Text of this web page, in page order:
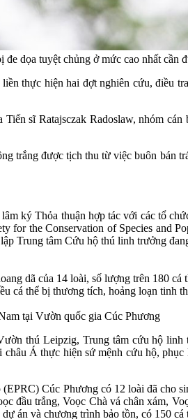
dọa tuyệt chủng ở mức cao nhất
thực hiện hai đợt nghiên cứu, điều
sĩ Ratajsczak Radoslaw, nhóm
trắng được tịch thu từ việc buôn bán
ký Thỏa thuận hợp tác với các tổ
for the Conservation of Species and
Trung tâm Cứu hộ thú linh trưởng
dã của 14 loài, số lượng trên 180
cá thể bị thương tích, hoảng loạn tinh
tại Vườn quốc gia Cúc Phương
thú Leipzig, Trung tâm cứu hộ
Á thực hiện sứ mệnh cứu hộ,
Cúc Phương có 12 loài đã cho
đầu trắng, Voọc Chà vá chân xám,
án và chương trình bảo tồn, có 150